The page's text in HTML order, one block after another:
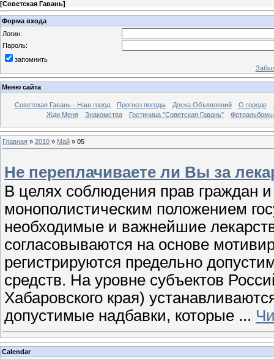
[Советская Гавань]
Форма входа
Логин:
Пароль:
запомнить
Меню сайта
Советская Гавань - Наш город Прогноз погоды Доска Объявлений О городе
Жди Меня
Знакомства Гостиница "Советская Гавань" Фотоальбомы
Главная » 2010 » Май » 05
Не переплачиваете ли Вы за
В целях соблюдения прав граждан
монополистическим положением
необходимые и важнейшие
согласовываются на основе
регистрируются предельно
средств. На уровне субъектов
Хабаровского края)
допустимые надбавки, которые ...
Calendar